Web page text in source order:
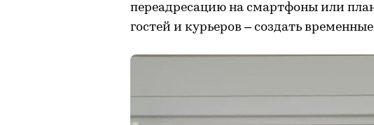
переадресацию на смартфоны или
гостей и курьеров – создать